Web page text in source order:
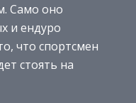
Само оно
и ендуро
что спортсмен
стоять на